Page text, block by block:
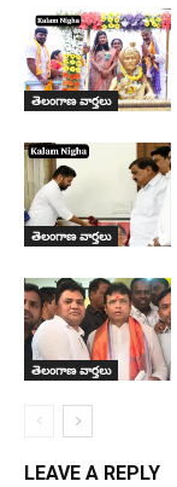
తెలంగాణ వార్తలు
తెలంగాణ వార్తలు
తెలంగాణ వార్తలు
LEAVE A REPLY